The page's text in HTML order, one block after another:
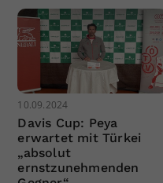
10.09.2024
Davis Cup: Peya
erwartet mit Türkei
„absolut
ernstzunehmenden